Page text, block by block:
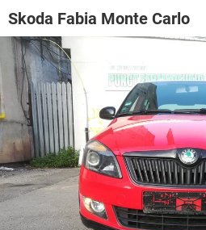
Skoda Fabia Monte Carlo